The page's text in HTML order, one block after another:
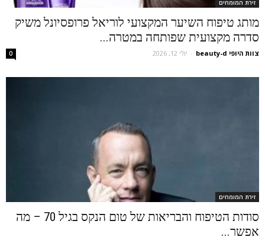
זירת המומחים
מותג טיפוח השיער המקצועי לוריאל פרופסיונל משיק
סדרה מקצועית שפותחה במטרה...
צוות היופי beauty-d - יולי 12, 2026 0
זירת המומחים
סודות הטיפוח והבריאות של טום הנקס בגיל 70 – מה
אפשר...